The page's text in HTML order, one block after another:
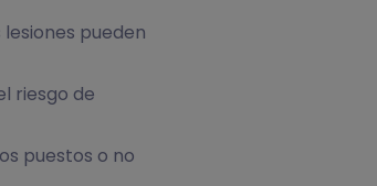
pueden
riesgo de
puestos o no